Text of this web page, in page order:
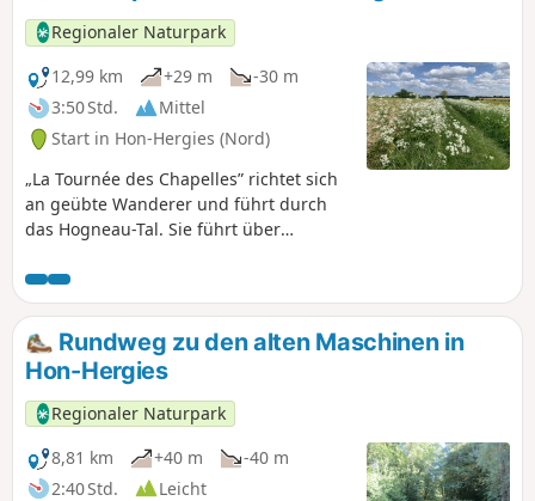
Regionaler Naturpark
12,99 km
+29 m
-30 m
3:50 Std.
Mittel
Start in Hon-Hergies (Nord)
„La Tournée des Chapelles” richtet sich
an geübte Wanderer und führt durch
das Hogneau-Tal. Sie führt über
verbindet die Weiler Hon und Hergies.
Rundweg zu den alten Maschinen in
Hon-Hergies
Regionaler Naturpark
8,81 km
+40 m
-40 m
2:40 Std.
Leicht